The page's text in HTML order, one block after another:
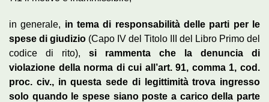
in generale, in tema di responsabilità delle parti per le
spese di giudizio (Capo IV del Titolo III del Libro Primo del
codice di rito), si rammenta che la denuncia di
violazione della norma di cui all’art. 91, comma 1, cod.
proc. civ., in questa sede di legittimità trova ingresso
solo quando le spese siano poste a carico della parte